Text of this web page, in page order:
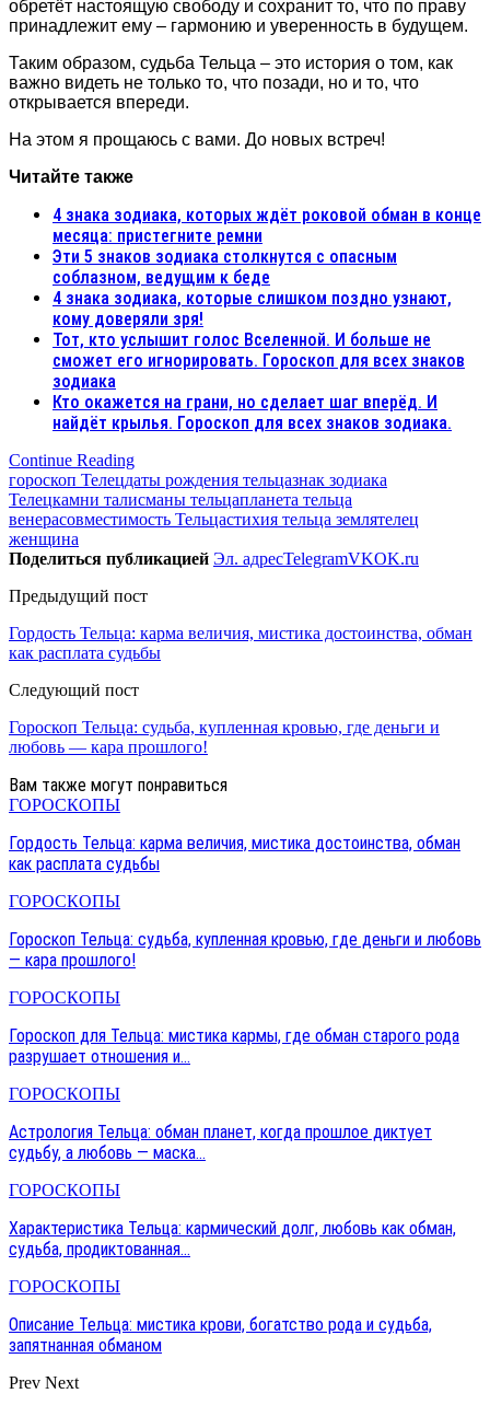
обретёт настоящую свободу и сохранит то, что по праву
принадлежит ему – гармонию и уверенность в будущем.
Таким образом, судьба Тельца – это история о том, как
важно видеть не только то, что позади, но и то, что
открывается впереди.
На этом я прощаюсь с вами. До новых встреч!
Читайте также
4 знака зодиака, которых ждёт роковой обман в конце
месяца: пристегните ремни
Эти 5 знаков зодиака столкнутся с опасным
соблазном, ведущим к беде
4 знака зодиака, которые слишком поздно узнают,
кому доверяли зря!
Тот, кто услышит голос Вселенной. И больше не
сможет его игнорировать. Гороскоп для всех знаков
зодиака
Кто окажется на грани, но сделает шаг вперёд. И
найдёт крылья. Гороскоп для всех знаков зодиака.
Continue Reading
гороскоп Телецдаты рождения тельцазнак зодиака
Телецкамни талисманы тельцапланета тельца
венерасовместимость Тельцастихия тельца землятелец
женщина
Поделиться публикацией Эл. адресTelegramVKOK.ru
Предыдущий пост
Гордость Тельца: карма величия, мистика достоинства, обман
как расплата судьбы
Следующий пост
Гороскоп Тельца: судьба, купленная кровью, где деньги и
любовь — кара прошлого!
Вам также могут понравиться
ГОРОСКОПЫ
Гордость Тельца: карма величия, мистика достоинства, обман
как расплата судьбы
ГОРОСКОПЫ
Гороскоп Тельца: судьба, купленная кровью, где деньги и любовь
— кара прошлого!
ГОРОСКОПЫ
Гороскоп для Тельца: мистика кармы, где обман старого рода
разрушает отношения и…
ГОРОСКОПЫ
Астрология Тельца: обман планет, когда прошлое диктует
судьбу, а любовь — маска…
ГОРОСКОПЫ
Характеристика Тельца: кармический долг, любовь как обман,
судьба, продиктованная…
ГОРОСКОПЫ
Описание Тельца: мистика крови, богатство рода и судьба,
запятнанная обманом
Prev Next